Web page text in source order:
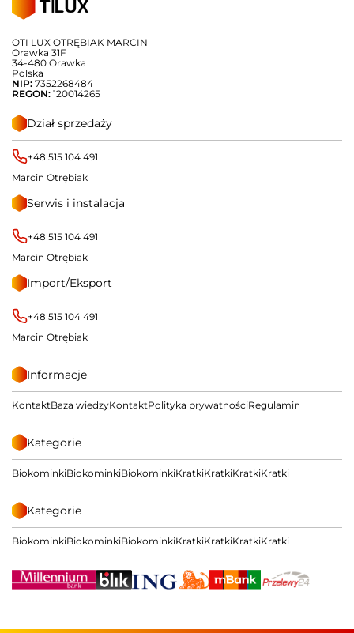
OTI LUX OTRĘBIAK MARCIN
Orawka 31F
34-480 Orawka
Polska
NIP: 7352268484
REGON: 120014265
Dział sprzedaży
+48 515 104 491
Marcin Otrębiak
Serwis i instalacja
+48 515 104 491
Marcin Otrębiak
Import/Eksport
+48 515 104 491
Marcin Otrębiak
Informacje
KontaktBaza wiedzyKontaktPolityka prywatnościRegulamin
Kategorie
BiokominkiBiokominkiBiokominkiKratkiKratkiKratkiKratki
Kategorie
BiokominkiBiokominkiBiokominkiKratkiKratkiKratkiKratki